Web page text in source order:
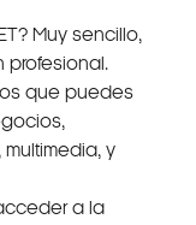
Muy sencillo,
profesional.
que puedes
y
a la